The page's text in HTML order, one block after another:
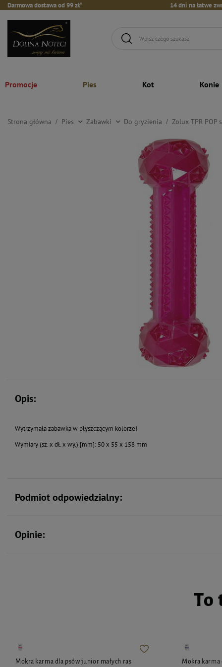
Darmowa dostawa od 99 zł* 14 dni na łatwe
Promocje Pies Kot Konie
Strona główna Pies Zabawki Do gryzienia Zolux TPR POP
Opis:
Wytrzymała zabawka w błyszczącym kolorze!
Wymiary (sz. x dł. x wy.) [mm]: 50 x 55 x 158 mm
Podmiot odpowiedzialny:
Opinie:
To
Mokra karma dla psów junior małych ras
Mokra karma